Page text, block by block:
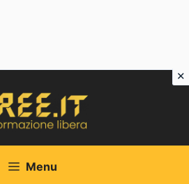
Menu